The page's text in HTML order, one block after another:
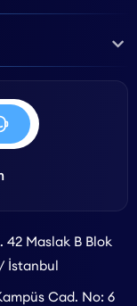
42 Maslak B Blok
İstanbul
Cad. No: 6